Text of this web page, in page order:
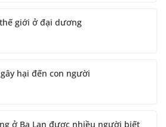
giới ở đại dương
hại đến con người
ở Ba Lan được nhiều người biết